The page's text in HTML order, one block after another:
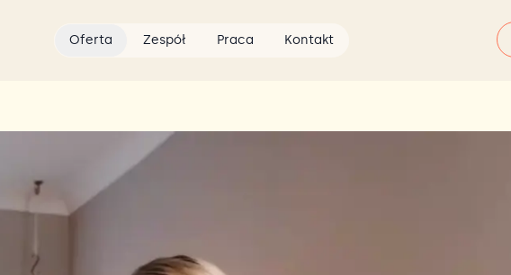
Oferta Zespół Praca Kontakt